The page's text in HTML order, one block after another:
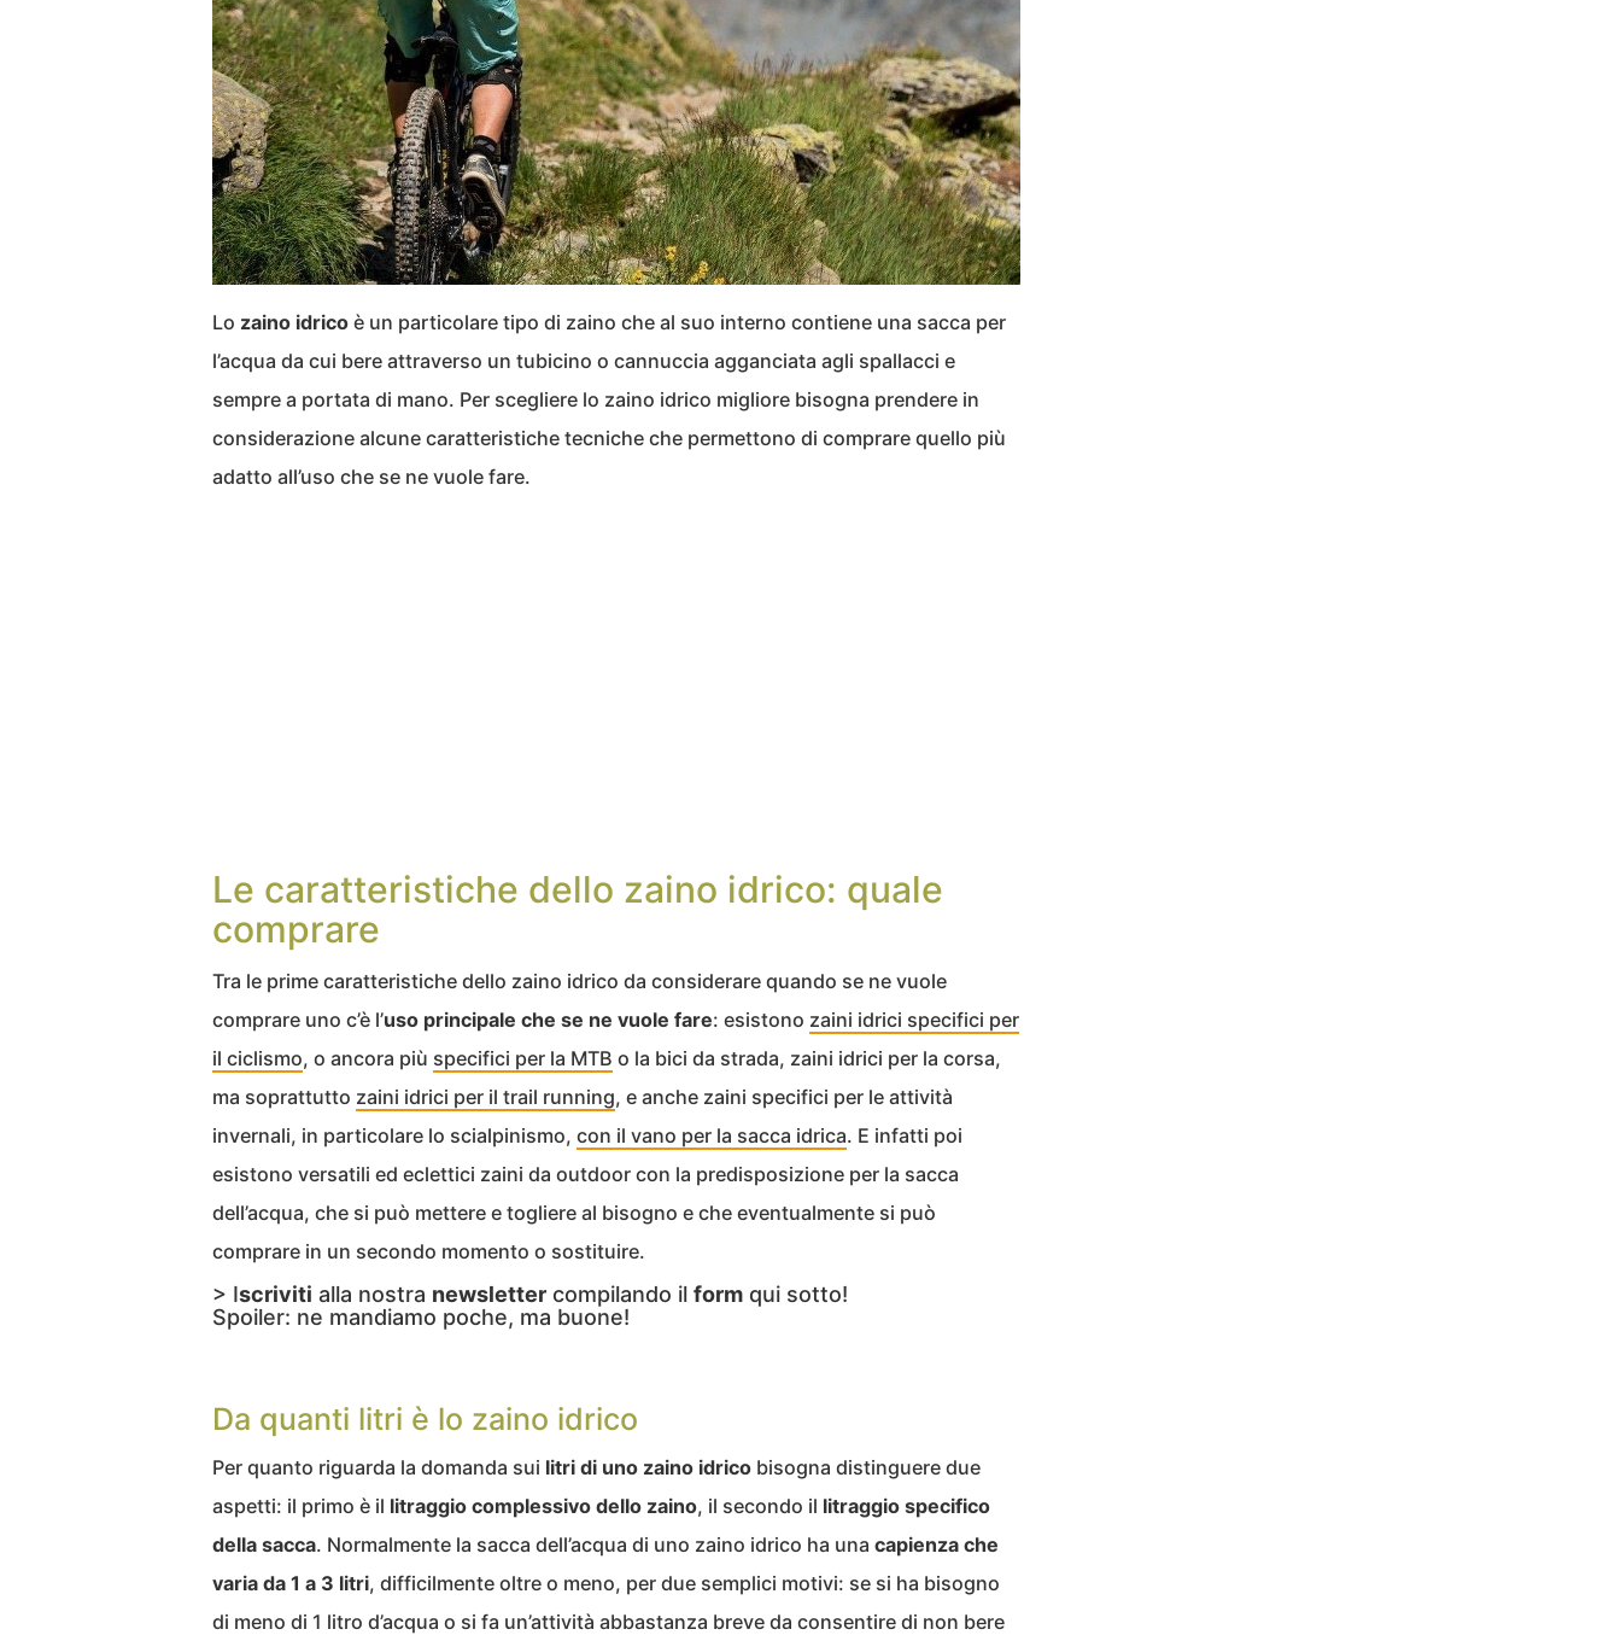
Lo zaino idrico è un particolare tipo di zaino che al suo interno contiene una sacca per
l’acqua da cui bere attraverso un tubicino o cannuccia agganciata agli spallacci e
sempre a portata di mano. Per scegliere lo zaino idrico migliore bisogna prendere in
considerazione alcune caratteristiche tecniche che permettono di comprare quello più
adatto all’uso che se ne vuole fare.
Le caratteristiche dello zaino idrico: quale
comprare
Tra le prime caratteristiche dello zaino idrico da considerare quando se ne vuole
comprare uno c’è l’uso principale che se ne vuole fare: esistono zaini idrici specifici per
il ciclismo, o ancora più specifici per la MTB o la bici da strada, zaini idrici per la corsa,
ma soprattutto zaini idrici per il trail running, e anche zaini specifici per le attività
invernali, in particolare lo scialpinismo, con il vano per la sacca idrica. E infatti poi
esistono versatili ed eclettici zaini da outdoor con la predisposizione per la sacca
dell’acqua, che si può mettere e togliere al bisogno e che eventualmente si può
comprare in un secondo momento o sostituire.
> Iscriviti alla nostra newsletter compilando il form qui sotto!
Spoiler: ne mandiamo poche, ma buone!
Da quanti litri è lo zaino idrico
Per quanto riguarda la domanda sui litri di uno zaino idrico bisogna distinguere due
aspetti: il primo è il litraggio complessivo dello zaino, il secondo il litraggio specifico
della sacca. Normalmente la sacca dell’acqua di uno zaino idrico ha una capienza che
varia da 1 a 3 litri, difficilmente oltre o meno, per due semplici motivi: se si ha bisogno
di meno di 1 litro d’acqua o si fa un’attività abbastanza breve da consentire di non bere